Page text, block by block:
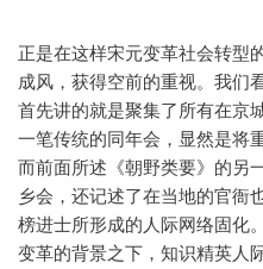
正是在这样宋元变革社会转型
成风，获得空前的重视。我们
首先讲的就是聚集了所有在京
一笔传统的同年会，显然是将
而前面所述《朝野类要》的另
乡会，还记述了在当地的官衙
榜进士所形成的人际网络固化
变革的背景之下，知识精英人